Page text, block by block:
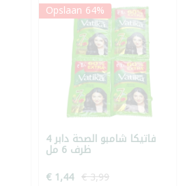
Opslaan 64%
فاتيكا شامبو الصحة دابر 4
ظرف 6 مل
€ 1,44 € 3,99